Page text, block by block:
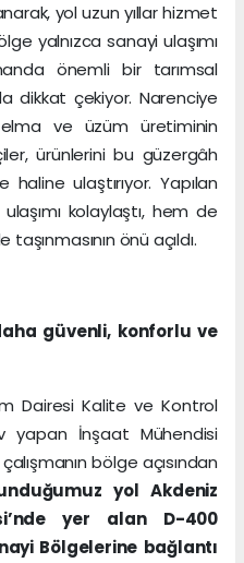
yol uzun yıllar hizmet
yalnızca sanayi ulaşımı
önemli bir tarımsal
dikkat çekiyor. Narenciye
ve üzüm üretiminin
ürünlerini bu güzergâh
ulaştırıyor. Yapılan
kolaylaştı, hem de
önü açıldı.
güvenli, konforlu ve
Dairesi Kalite ve Kontrol
yapan İnşaat Mühendisi
bölge açısından
yol Akdeniz
yer alan D-400
Bölgelerine bağlantı